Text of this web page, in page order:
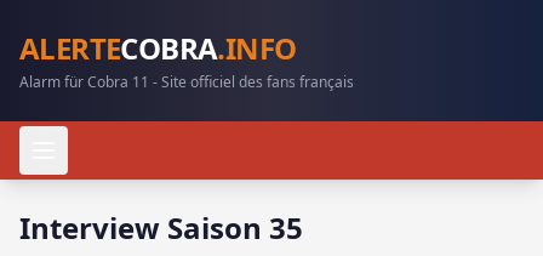
ALERTECOBRA.INFO
Alarm für Cobra 11 - Site officiel des fans français
Interview Saison 35